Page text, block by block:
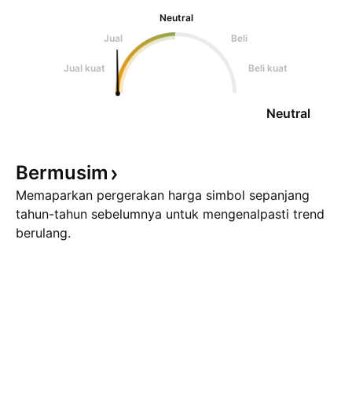
Neutral
Jual
Beli
Jual kuat Beli kuat
Neutral
Bermusim
Memaparkan pergerakan harga simbol sepanjang
tahun-tahun sebelumnya untuk mengenalpasti trend
berulang.